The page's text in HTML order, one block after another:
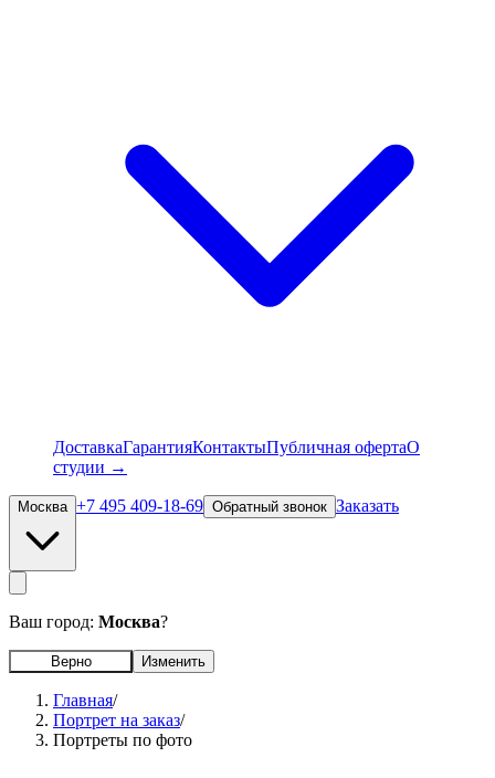
ДоставкаГарантияКонтактыПубличная офертаО
студии →
Москва +7 495 409-18-69 Обратный звонок Заказать
Ваш город: Москва?
Верно Изменить
Главная/
Портрет на заказ/
Портреты по фото